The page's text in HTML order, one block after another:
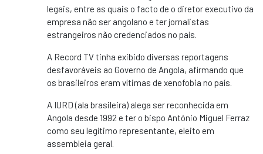
legais, entre as quais o facto de o diretor executivo da
empresa não ser angolano e ter jornalistas
estrangeiros não credenciados no país.
A Record TV tinha exibido diversas reportagens
desfavoráveis ao Governo de Angola, afirmando que
os brasileiros eram vítimas de xenofobia no país.
A IURD (ala brasileira) alega ser reconhecida em
Angola desde 1992 e ter o bispo António Miguel Ferraz
como seu legítimo representante, eleito em
assembleia geral.